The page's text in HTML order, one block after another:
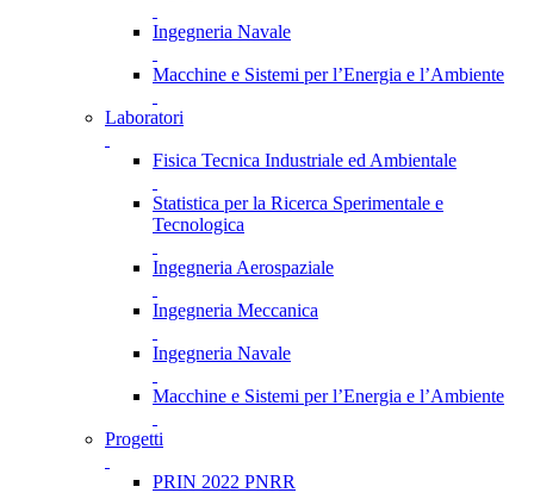
Ingegneria Navale
Macchine e Sistemi per l’Energia e l’Ambiente
Laboratori
Fisica Tecnica Industriale ed Ambientale
Statistica per la Ricerca Sperimentale e
Tecnologica
Ingegneria Aerospaziale
Ingegneria Meccanica
Ingegneria Navale
Macchine e Sistemi per l’Energia e l’Ambiente
Progetti
PRIN 2022 PNRR